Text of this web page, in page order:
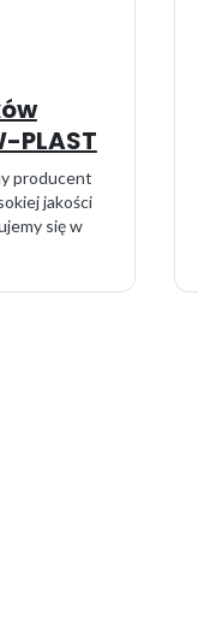
PLAST
producent
jakości
się w